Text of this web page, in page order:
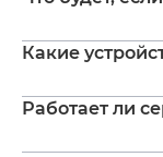
Какие
Работает ли